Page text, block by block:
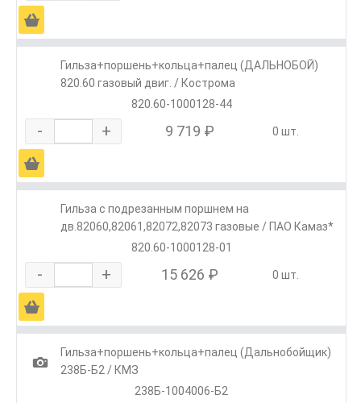
Ä
Гильза+поршень+кольца+палец (ДАЛЬНОБОЙ)
820.60 газовый двиг. / Кострома
820.60-1000128-44
- + 9 719 ₽ 0 шт.
Ä
Гильза с подрезанным поршнем на
дв.82060,82061,82072,82073 газовые / ПАО Камаз*
820.60-1000128-01
- + 15 626 ₽ 0 шт.
Ä
1
Гильза+поршень+кольца+палец (Дальнобойщик)
238Б-Б2 / КМЗ
238Б-1004006-Б2